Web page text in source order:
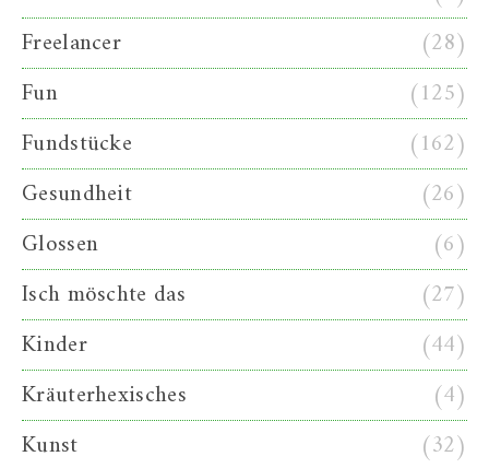
Freelancer
(28)
Fun
(125)
Fundstücke
(162)
Gesundheit
(26)
Glossen
(6)
Isch möschte das
(27)
Kinder
(44)
Kräuterhexisches
(4)
Kunst
(32)